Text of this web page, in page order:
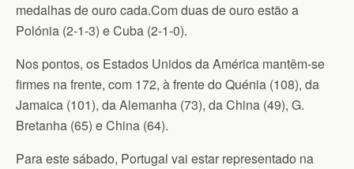
medalhas de ouro cada.Com duas de ouro estão a
Polónia (2-1-3) e Cuba (2-1-0).
Nos pontos, os Estados Unidos da América mantêm-se
firmes na frente, com 172, à frente do Quénia (108), da
Jamaica (101), da Alemanha (73), da China (49), G.
Bretanha (65) e China (64).
Para este sábado, Portugal vai estar representado na